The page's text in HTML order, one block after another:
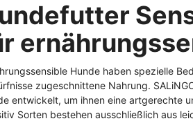
Welpe / Junior
Ausgewachsen / Adult
Ältere Hunde / Senior
Kätzchen / Kitten
Ausgewachsen / Adult
Ältere Katzen / Senior
&
Hunde haben spezielle
zugeschnittene Nahrung.
entwickelt, um ihnen eine artgerechte
Sorten bestehen ausschließlich aus